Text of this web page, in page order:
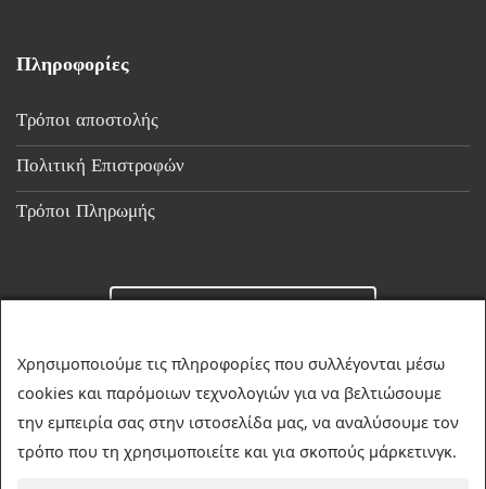
Πληροφορίες
Τρόποι αποστολής
Πολιτική Επιστροφών
Τρόποι Πληρωμής
☎23510 36349
discountstore.gr@gmail.com
Χρησιμοποιούμε τις πληροφορίες που συλλέγονται μέσω
cookies και παρόμοιων τεχνολογιών για να βελτιώσουμε
την εμπειρία σας στην ιστοσελίδα μας, να αναλύσουμε τον
τρόπο που τη χρησιμοποιείτε και για σκοπούς μάρκετινγκ.